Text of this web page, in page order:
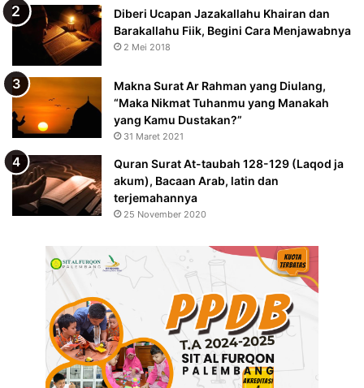
Diberi Ucapan Jazakallahu Khairan dan
Barakallahu Fiik, Begini Cara Menjawabnya
2 Mei 2018
Makna Surat Ar Rahman yang Diulang,
“Maka Nikmat Tuhanmu yang Manakah
yang Kamu Dustakan?”
31 Maret 2021
Quran Surat At-taubah 128-129 (Laqod ja
akum), Bacaan Arab, latin dan
terjemahannya
25 November 2020